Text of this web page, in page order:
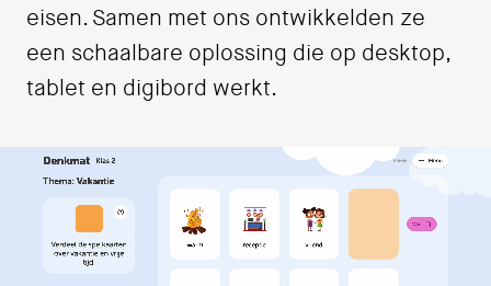
eisen. Samen met ons ontwikkelden ze
een schaalbare oplossing die op desktop,
tablet en digibord werkt.